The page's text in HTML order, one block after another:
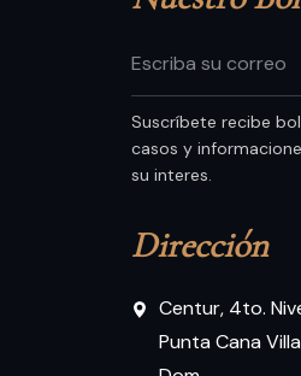
Suscríbete recibe
casos y
su interes.
Dirección
Centur, 4to.
Punta Cana